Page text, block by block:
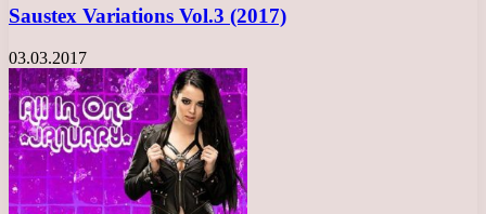
Saustex Variations Vol.3 (2017)
03.03.2017